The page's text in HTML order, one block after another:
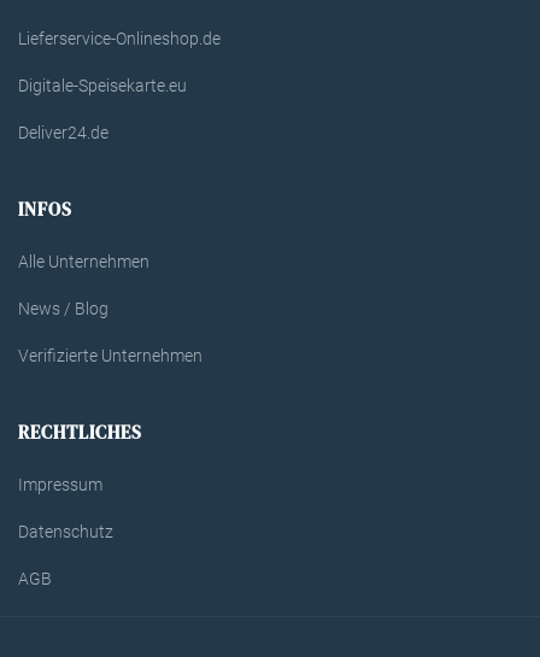
Lieferservice-Onlineshop.de
Digitale-Speisekarte.eu
Deliver24.de
INFOS
Alle Unternehmen
News / Blog
Verifizierte Unternehmen
RECHTLICHES
Impressum
Datenschutz
AGB